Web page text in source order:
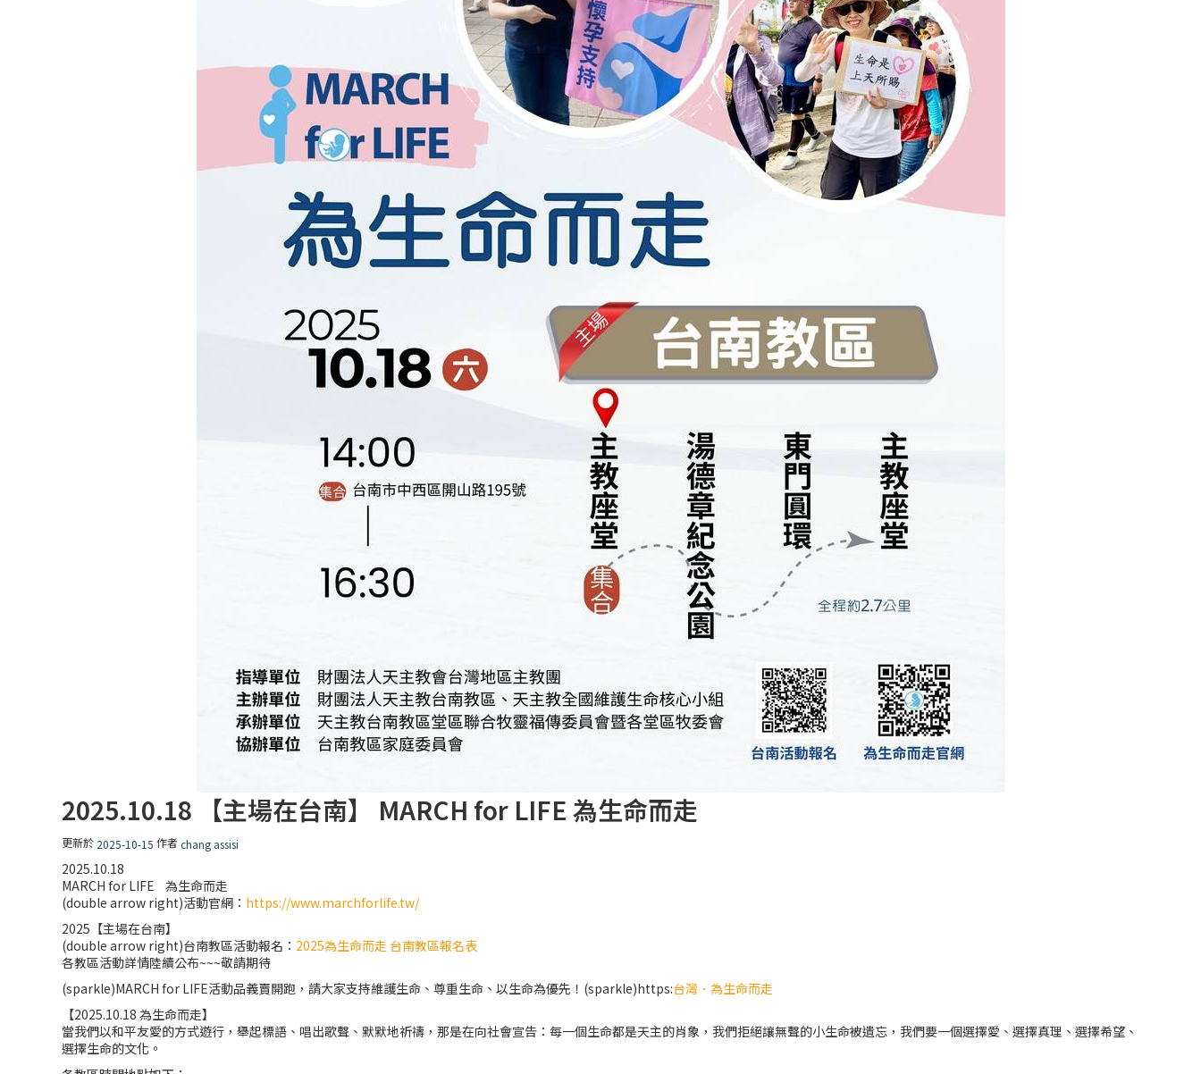
2025.10.18 【主場在台南】 MARCH for LIFE 為生命而走
更新於 2025-10-15 作者chang assisi
2025.10.18
MARCH for LIFE 為生命而走
(double arrow right)活動官網： https://www.marchforlife.tw/
2025【主場在台南】
(double arrow right)台南教區活動報名： 2025為生命而走 台南教區報名表
各教區活動詳情陸續公布~~~敬請期待
(sparkle)MARCH for LIFE活動品義賣開跑，請大家支持維護生命、尊重生命、以生命為優先！(sparkle)https:台灣．為生命而走
【2025.10.18 為生命而走】
當我們以和平友愛的方式遊行，舉起標語、唱出歌聲、默默地祈禱，那是在向社會宣告：每一個生命都是天主的肖象，我們拒絕讓無聲的小生命被遺忘，我們要一個選擇愛、選擇真理、選擇希望、
選擇生命的文化。